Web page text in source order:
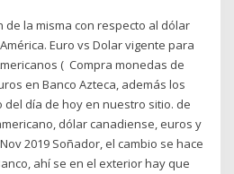
de la misma con respecto al dólar
Euro vs Dolar vigente para
( Compra monedas de
en Banco Azteca, además los
del día de hoy en nuestro sitio. de
dólar canadiense, euros y
2019 Soñador, el cambio se hace
ahí se en el exterior hay que